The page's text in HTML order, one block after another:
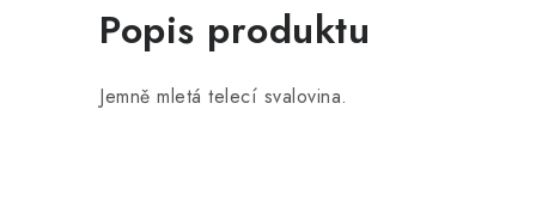
Popis produktu
Jemně mletá telecí svalovina.